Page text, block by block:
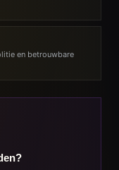
en betrouwbare